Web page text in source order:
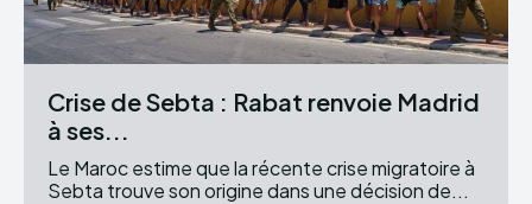
Crise de Sebta : Rabat renvoie Madrid
à ses...
Le Maroc estime que la récente crise migratoire à
Sebta trouve son origine dans une décision de...